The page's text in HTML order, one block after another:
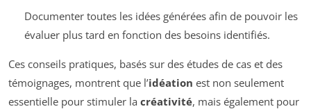
Documenter toutes les idées générées afin de pouvoir les
évaluer plus tard en fonction des besoins identifiés.
Ces conseils pratiques, basés sur des études de cas et des
témoignages, montrent que l’idéation est non seulement
essentielle pour stimuler la créativité, mais également pour